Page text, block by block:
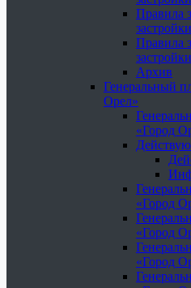
Правила
Правила
Архив
Генеральный
Орел»
«Город
«Город
«Город
«Город